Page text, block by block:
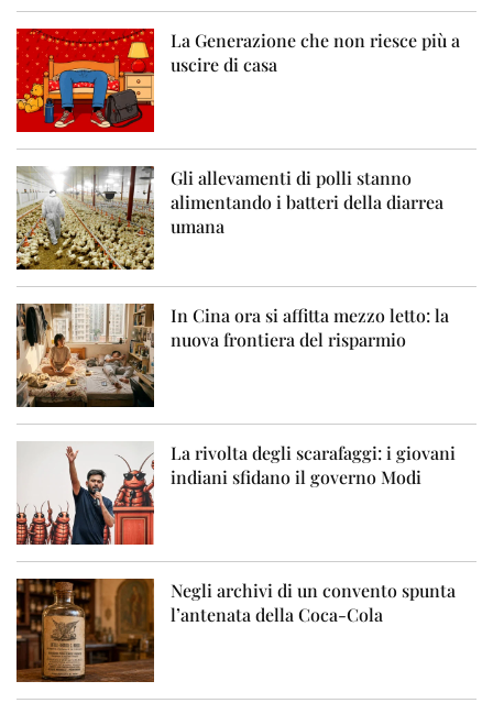
La Generazione che non riesce più a
uscire di casa
Gli allevamenti di polli stanno
alimentando i batteri della diarrea
umana
In Cina ora si affitta mezzo letto: la
nuova frontiera del risparmio
La rivolta degli scarafaggi: i giovani
indiani sfidano il governo Modi
Negli archivi di un convento spunta
l’antenata della Coca-Cola